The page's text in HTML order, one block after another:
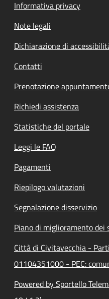
Informativa privacy
Note legali
Dichiarazione di
Contatti
Prenotazione
Richiedi assistenza
Statistiche del portale
Leggi le FAQ
Pagamenti
Riepilogo valutazioni
Segnalazione disservizio
Piano di miglioramento dei
Città di Civitavecchia -
01104351000 - PEC:
Powered by Sportello